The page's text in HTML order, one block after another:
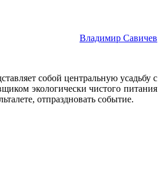
Владимир Савичев
собой центральную усадьбу с
экологически чистого питания
отпраздновать событие.